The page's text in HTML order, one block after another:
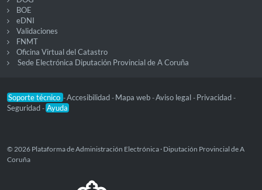
BOE
eDNI
Validaciones
FNMT
Oficina Virtual del Catastro
Sede Electrónica Diputación Provincial de A Coruña
Soporte técnico -Accesibilidad - Mapa web -Aviso legal - Privacidad -
Seguridad - Ayuda
© 2026 Plataforma de Administración Electrónica · Diputación Provincial de A
Coruña